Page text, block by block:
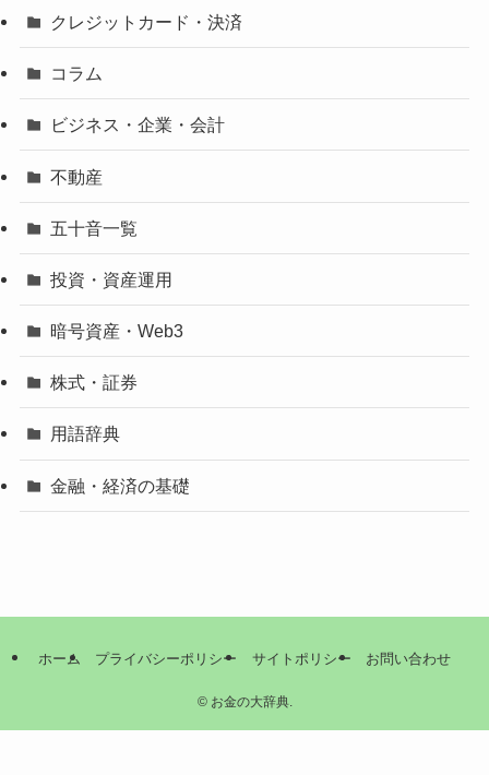
クレジットカード・決済
コラム
ビジネス・企業・会計
不動産
五十音一覧
投資・資産運用
暗号資産・Web3
株式・証券
用語辞典
金融・経済の基礎
ホーム プライバシーポリシー サイトポリシー お問い合わせ
©お金の大辞典.